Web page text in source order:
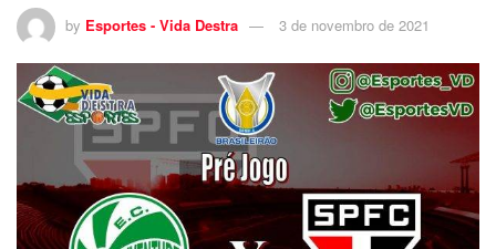
by Esportes - Vida Destra 3 de novembro de 2021